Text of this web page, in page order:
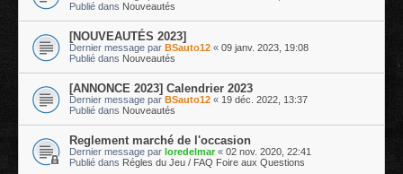
Publié dans Nouveautés
[NOUVEAUTÉS 2023]
Dernier message par BSauto12 « 09 janv. 2023, 19:08
Publié dans Nouveautés
[ANNONCE 2023] Calendrier 2023
Dernier message par BSauto12 « 19 déc. 2022, 13:37
Publié dans Nouveautés
Reglement marché de l'occasion
Dernier message par loredelmar « 02 nov. 2020, 22:41
Publié dans Régles du Jeu / FAQ Foire aux Questions